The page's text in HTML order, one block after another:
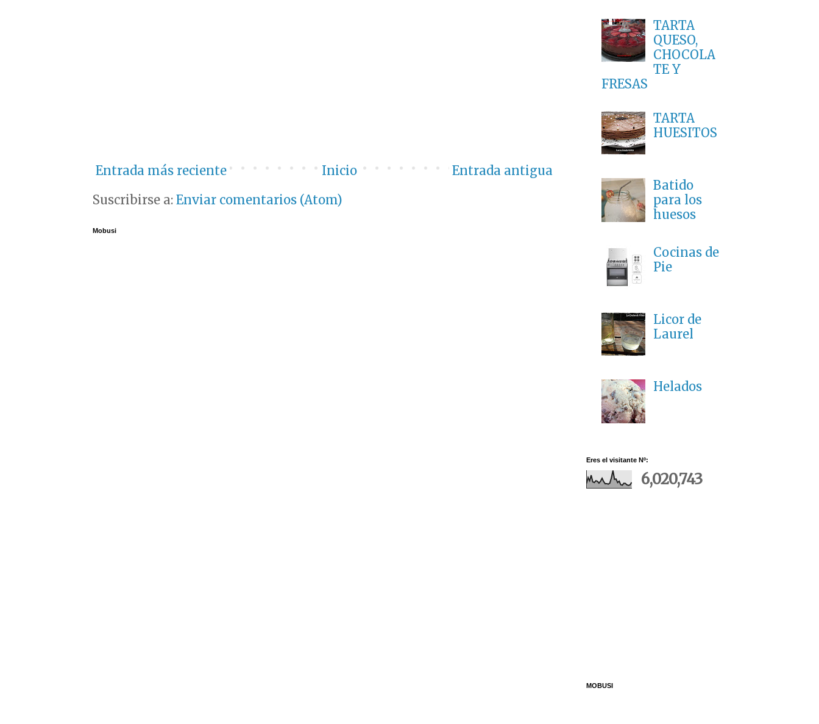
Entrada más reciente Entrada antigua
Inicio
Suscribirse a: Enviar comentarios (Atom)
Mobusi
TARTA
QUESO,
CHOCOLA
TE Y
FRESAS
TARTA
HUESITOS
Batido
para los
huesos
Cocinas de
Pie
Licor de
Laurel
Helados
Eres el visitante Nº:
6,020,743
MOBUSI